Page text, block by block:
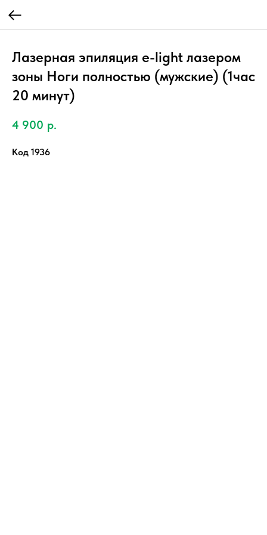
Лазерная эпиляция e-light лазером
зоны Ноги полностью (мужские) (1час
20 минут)
4 900 р.
Код 1936